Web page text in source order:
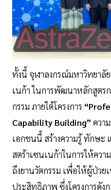
ทั้งนี้ จุฬาลงกรณ์มหาวิทยาลั
เนก้า ในการพัฒนาหลักสูตรก
กรรม ภายใต้โครงการ
Capability Building” ควา
เอกชนนี้ สร้างความรู้ ทักษ
สตร้าเซนเนก้าในการให้ควา
ถึงยานวัตกรรม เพื่อให้ผู้ป่วย
ประสิทธิภาพ ซึ่งโครงการดัง